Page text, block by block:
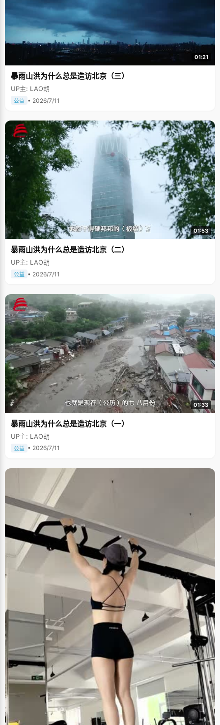
01:21
暴雨山洪为什么总是造访北京（三）
UP主: LAO胡
公益 • 2026/7/11
01:53
暴雨山洪为什么总是造访北京（二）
UP主: LAO胡
公益 • 2026/7/11
01:33
暴雨山洪为什么总是造访北京（一）
UP主: LAO胡
公益 • 2026/7/11